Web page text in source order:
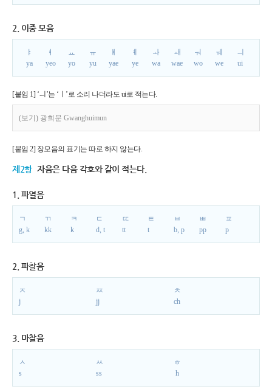
2. 이중 모음
ㅑ
ya
ㅕ
yeo
ㅛ
yo
ㅠ
yu
ㅒ
yae
ㅖ
ye
ㅘ
wa
ㅙ
wae
ㅝ
wo
ㅞ
we
ㅢ
ui
[붙임 1] ‘ㅢ’는 ‘ㅣ’로 소리 나더라도 ui로 적는다.
(보기) 광희문 Gwanghuimun
[붙임 2] 장모음의 표기는 따로 하지 않는다.
제2항 자음은 다음 각호와 같이 적는다.
1. 파열음
ㄱ
g, k
ㄲ
kk
ㅋ
k
ㄷ
d, t
ㄸ
tt
ㅌ
t
ㅂ
b, p
ㅃ
pp
ㅍ
p
2. 파찰음
ㅈ
j
ㅉ
jj
ㅊ
ch
3. 마찰음
ㅅ
s
ㅆ
ss
ㅎ
h